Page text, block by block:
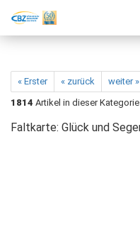
« Erster « zurück weiter »
1814 Artikel in dieser Kategorie
Faltkarte: Glück und